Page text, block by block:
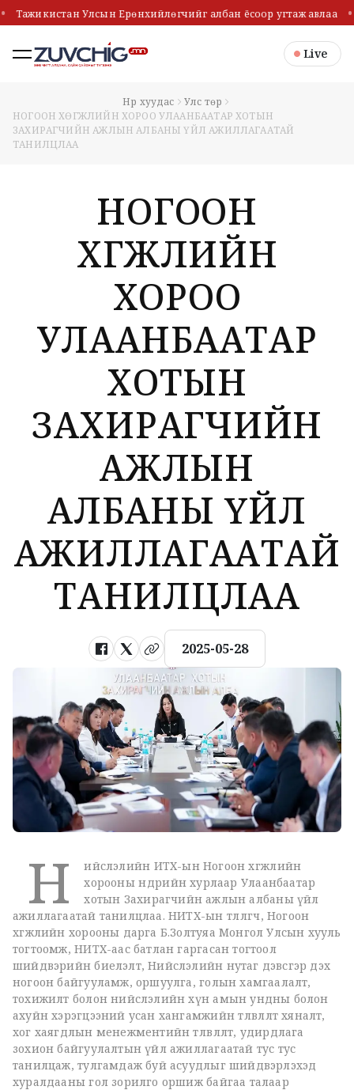
Тажикистан Улсын Ерөнхийлөгчийг албан ёсоор угтаж авлаа
Live
Нүүр хуудас
Улс төр
НОГООН ХӨГЖЛИЙН ХОРОО УЛААНБААТАР ХОТЫН
ЗАХИРАГЧИЙН АЖЛЫН АЛБАНЫ ҮЙЛ АЖИЛЛАГААТАЙ
ТАНИЛЦЛАА
НОГООН
ХӨГЖЛИЙН
ХОРОО
УЛААНБААТАР
ХОТЫН
ЗАХИРАГЧИЙН
АЖЛЫН
АЛБАНЫ ҮЙЛ
АЖИЛЛАГААТАЙ
ТАНИЛЦЛАА
2025-05-28
Н
ийслэлийн ИТХ-ын Ногоон хөгжлийн
хорооны өнөөдрийн хурлаар Улаанбаатар
хотын Захирагчийн ажлын албаны үйл
ажиллагаатай танилцлаа. НИТХ-ын төлөөлөгч, Ногоон
хөгжлийн хорооны дарга Б.Золтуяа Монгол Улсын хууль
тогтоомж, НИТХ-аас батлан гаргасан тогтоол
шийдвэрийн биелэлт, Нийслэлийн нутаг дэвсгэр дэх
ногоон байгууламж, оршуулга, голын хамгаалалт,
тохижилт болон нийслэлийн хүн амын ундны болон
ахуйн хэрэгцээний усан хангамжийн төлөвлөлт хяналт,
хог хаягдлын менежментийн төлөвлөлт, удирдлага
зохион байгуулалтын үйл ажиллагаатай тус тус
танилцаж, тулгамдаж буй асуудлыг шийдвэрлэхэд
хуралдааны гол зорилго оршиж байгаа талаар